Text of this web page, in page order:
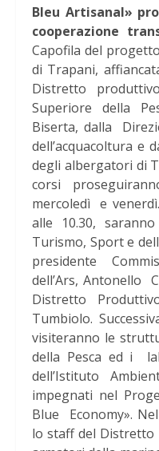
Bleu Artisanal»
cooperazione
Capofila del
di Trapani,
Distretto
Superiore della
Biserta, dalla
dell’acquacoltura e
degli albergatori di
corsi
mercoledì e
alle 10.30,
Turismo, Sport e
presidente
dell’Ars, Antonello
Distretto
Tumbiolo.
visiteranno le
della Pesca ed i
dell’Istituto
impegnati nel
Blue Economy».
lo staff del Distretto